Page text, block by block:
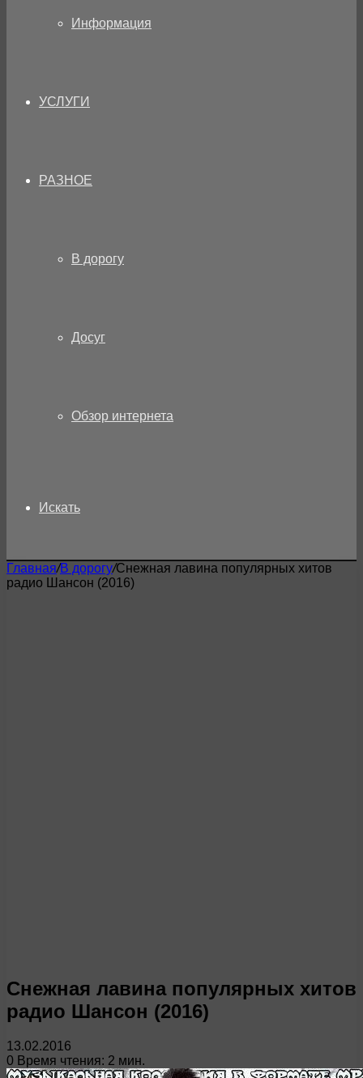
Информация
УСЛУГИ
РАЗНОЕ
В дорогу
Досуг
Обзор интернета
Искать
Главная/В дорогу/Снежная лавина популярных хитов
радио Шансон (2016)
Снежная лавина популярных хитов
радио Шансон (2016)
13.02.2016
0 Время чтения: 2 мин.